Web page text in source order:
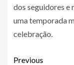
dos seguidores e
uma temporada
celebração.
Previous